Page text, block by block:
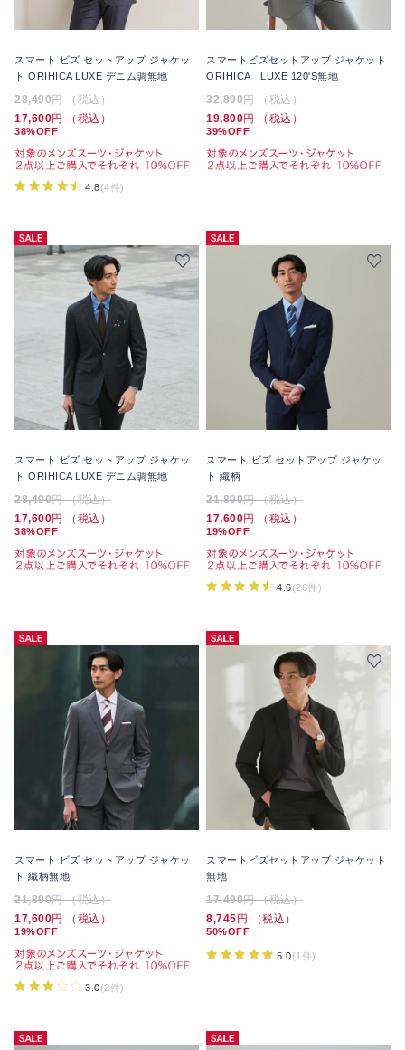
スマート ビズ セットアップ ジャケッ
ト ORIHICA LUXE デニム調無地
28,490円 （税込）
17,600円 （税込）
38%OFF
4.8(4件)
スマートビズセットアップ ジャケット
ORIHICA LUXE 120'S無地
32,890円 （税込）
19,800円 （税込）
39%OFF
スマート ビズ セットアップ ジャケッ
ト ORIHICA LUXE デニム調無地
28,490円 （税込）
17,600円 （税込）
38%OFF
スマート ビズ セットアップ ジャケッ
ト 織柄
21,890円 （税込）
17,600円 （税込）
19%OFF
4.6(26件)
スマート ビズ セットアップ ジャケッ
ト 織柄無地
21,890円 （税込）
17,600円 （税込）
19%OFF
3.0(2件)
スマートビズセットアップ ジャケット
無地
17,490円 （税込）
8,745円 （税込）
50%OFF
5.0(1件)